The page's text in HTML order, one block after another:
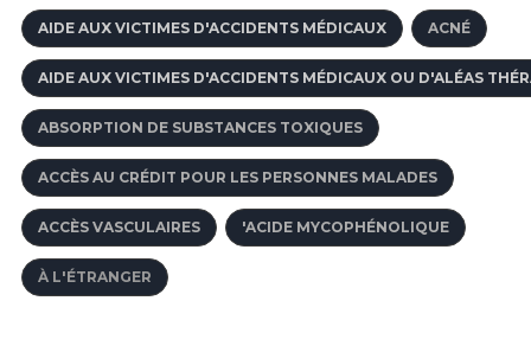
AIDE AUX VICTIMES D'ACCIDENTS MÉDICAUX ACNÉ
AIDE AUX VICTIMES D'ACCIDENTS MÉDICAUX OU D'ALÉAS
ABSORPTION DE SUBSTANCES TOXIQUES
ACCÈS AU CRÉDIT POUR LES PERSONNES MALADES
ACCÈS VASCULAIRES 'ACIDE MYCOPHÉNOLIQUE
À L'ÉTRANGER